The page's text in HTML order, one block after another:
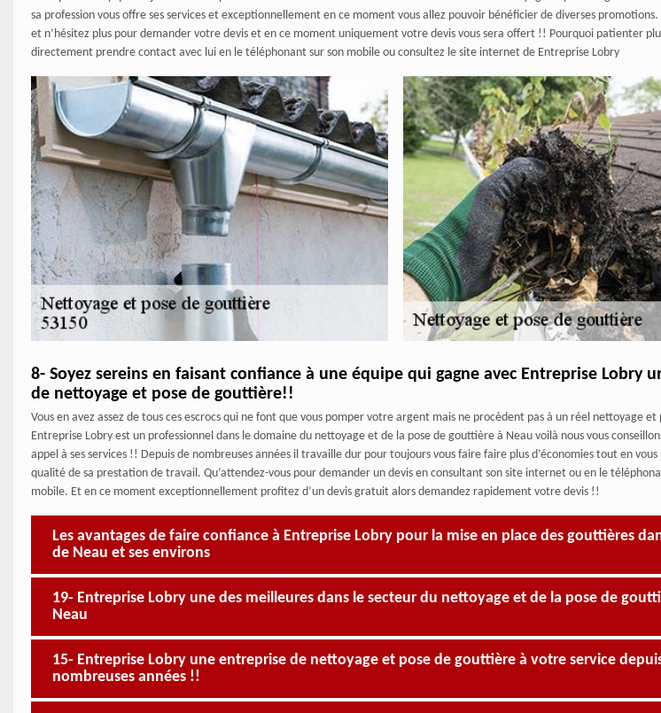
sa profession vous offre ses services et exceptionnellement en ce moment vous allez pouvoir bénéficier de diverses promotions.
et n’hésitez plus pour demander votre devis et en ce moment uniquement votre devis vous sera offert !! Pourquoi patienter
directement prendre contact avec lui en le téléphonant sur son mobile ou consultez le site internet de Entreprise Lobry
8- Soyez sereins en faisant confiance à une équipe qui gagne avec Entreprise Lobry
de nettoyage et pose de gouttière!!
Vous en avez assez de tous ces escrocs qui ne font que vous pomper votre argent mais ne procèdent pas à un réel nettoyage
Entreprise Lobry est un professionnel dans le domaine du nettoyage et de la pose de gouttière à Neau voilà nous vous
appel à ses services !! Depuis de nombreuses années il travaille dur pour toujours vous faire faire plus d’économies tout en
qualité de sa prestation de travail. Qu’attendez-vous pour demander un devis en consultant son site internet ou en le
mobile. Et en ce moment exceptionnellement profitez d’un devis gratuit alors demandez rapidement votre devis !!
Les avantages de faire confiance à Entreprise Lobry pour la mise en place des gouttières
de Neau et ses environs
19- Entreprise Lobry une des meilleures dans le secteur du nettoyage et de la pose de
Neau
15- Entreprise Lobry une entreprise de nettoyage et pose de gouttière à votre service
nombreuses années !!